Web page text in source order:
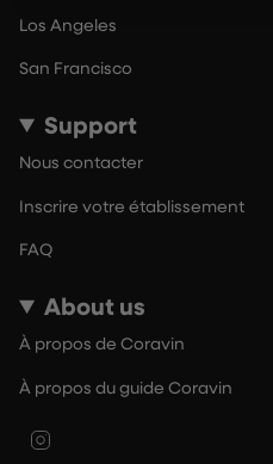
Los Angeles
San Francisco
Support
Nous contacter
Inscrire votre établissement
FAQ
About us
À propos de Coravin
À propos du guide Coravin